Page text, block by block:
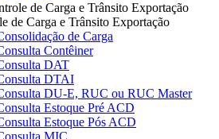
de Carga e Trânsito Exportação
de Carga e Trânsito Exportação
de Carga
Contêiner
DAT
DTAI
DU-E, RUC ou RUC Master
Estoque Pré ACD
Estoque Pós ACD
MIC